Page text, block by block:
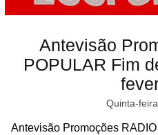
Antevisão
POPULAR Fim
Quinta-
Antevisão Promoções